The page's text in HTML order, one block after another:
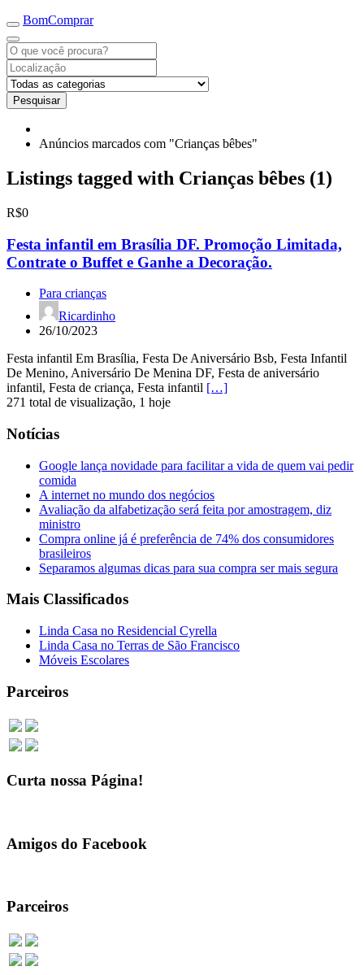
BomComprar
Pesquisar
Anúncios marcados com "Crianças bêbes"
Listings tagged with Crianças bêbes (1)
R$0
Festa infantil em Brasília DF. Promoção Limitada,
Contrate o Buffet e Ganhe a Decoração.
Para crianças
Ricardinho
26/10/2023
Festa infantil Em Brasília, Festa De Aniversário Bsb, Festa Infantil
De Menino, Aniversário De Menina DF, Festa de aniversário
infantil, Festa de criança, Festa infantil […]
271 total de visualização, 1 hoje
Notícias
Google lança novidade para facilitar a vida de quem vai pedir
comida
A internet no mundo dos negócios
Avaliação da alfabetização será feita por amostragem, diz
ministro
Compra online já é preferência de 74% dos consumidores
brasileiros
Separamos algumas dicas para sua compra ser mais segura
Mais Classificados
Linda Casa no Residencial Cyrella
Linda Casa no Terras de São Francisco
Móveis Escolares
Parceiros
Curta nossa Página!
Amigos do Facebook
Parceiros